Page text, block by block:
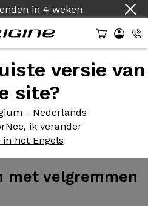
in 4 weken
versie van
site?
- Nederlands
Nee, ik verander
in het Engels
met velgremmen